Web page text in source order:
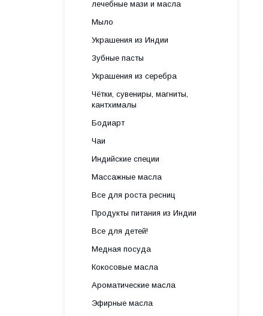
лечебные мази и масла
Мыло
Украшения из Индии
Зубные пасты
Украшения из серебра
Чётки, сувениры, магниты,
кантхималы
Бодиарт
Чаи
Индийские специи
Массажные масла
Все для роста ресниц
Продукты питания из Индии
Все для детей!
Медная посуда
Кокосовые масла
Ароматические масла
Эфирные масла